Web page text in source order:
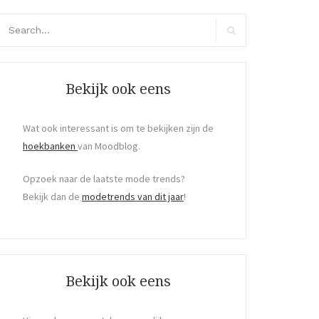
Bekijk ook eens
Wat ook interessant is om te bekijken zijn de
hoekbanken van Moodblog.
Opzoek naar de laatste mode trends?
Bekijk dan de modetrends van dit jaar!
Bekijk ook eens